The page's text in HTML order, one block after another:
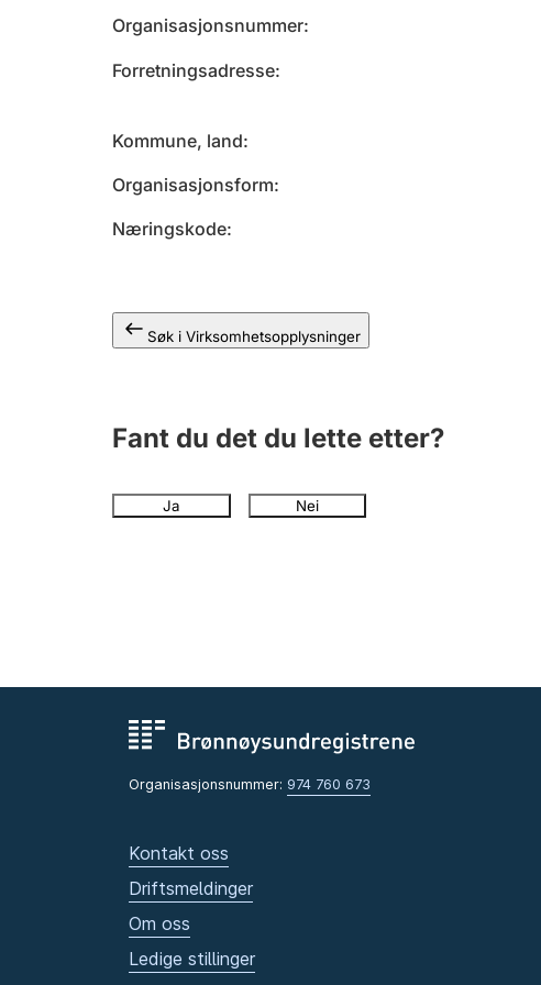
Organisasjonsnummer
Forretningsadresse
Kommune, land
Organisasjonsform
Næringskode
Søk i Virksomhetsopplysninger
Fant du det du lette etter?
Ja Nei
Organisasjonsnummer: 974 760 673
Kontakt oss
Driftsmeldinger
Om oss
Ledige stillinger